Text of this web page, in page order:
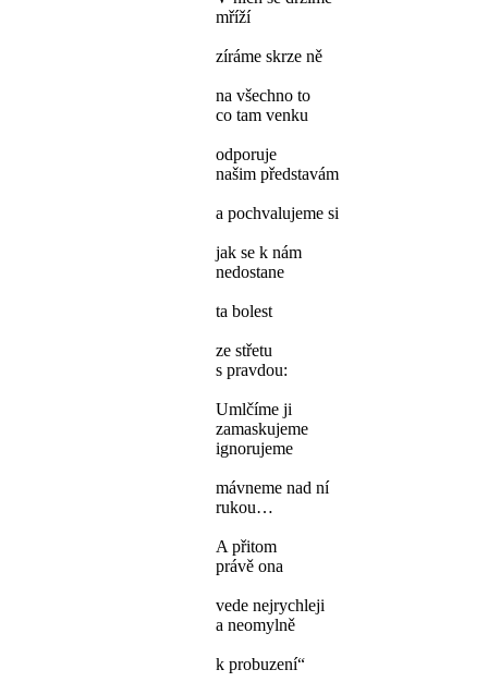
mříží
zíráme skrze ně
na všechno to
co tam venku
odporuje
našim představám
a pochvalujeme si
jak se k nám
nedostane
ta bolest
ze střetu
s pravdou:
Umlčíme ji
zamaskujeme
ignorujeme
mávneme nad ní
rukou…
A přitom
právě ona
vede nejrychleji
a neomylně
k probuzení“